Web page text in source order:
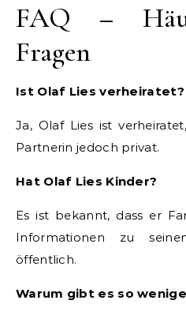
FAQ –
Fragen
Ist Olaf Lies verheiratet?
Ja, Olaf Lies ist
Partnerin jedoch privat.
Hat Olaf Lies Kinder?
Es ist bekannt, dass er
Informationen zu
öffentlich.
Warum gibt es so